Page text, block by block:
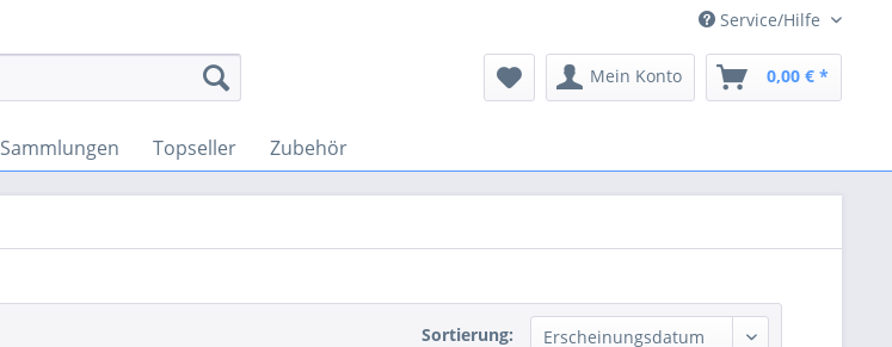
Service/Hilfe
Mein Konto 0,00 € *
Sammlungen Topseller Zubehör
Sortierung: